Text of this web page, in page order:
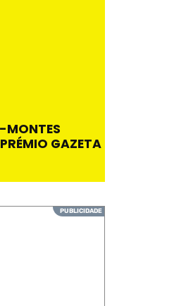
MONTES
GAZETA